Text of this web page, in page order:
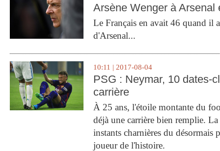
Arsène Wenger à Arsenal
Le Français en avait 46 quand il
d'Arsenal...
10:11 | 2017-08-04
PSG : Neymar, 10 dates-
carrière
À 25 ans, l'étoile montante du
déjà une carrière bien remplie.
instants charnières du désormais
joueur de l'histoire.